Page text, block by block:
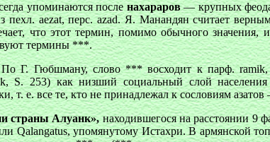
упоминаются посленахараров— крупных
пехл. aezat, перс. azad. Я. Манандян считает
что этот термин, помимо обычного значения,
термины ***.
Гюбшману, слово *** восходит к парф. ramik,
S. 253) как низший социальный слой
т. е. все те, кто не принадлежал к сословиям
страны Алуанк»,находившегося на расстоянии 9
Qalangatus, упомянутому Истахри. В армянской